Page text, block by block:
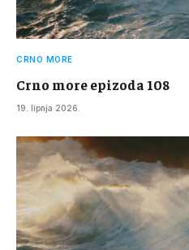
CRNO MORE
Crno more epizoda 108
19. lipnja 2026.